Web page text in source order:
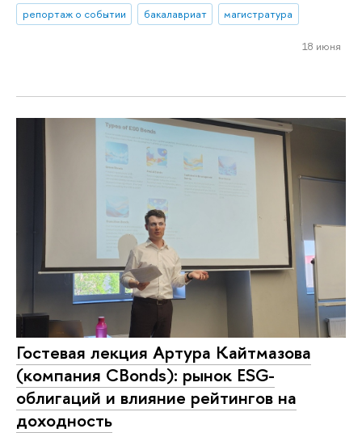
репортаж о событии бакалавриат магистратура
18 июня
Гостевая лекция Артура Кайтмазова
(компания CBonds): рынок ESG-
облигаций и влияние рейтингов на
доходность